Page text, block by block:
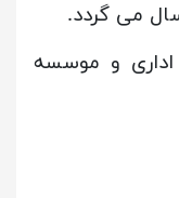
می گردد.
و موسسه